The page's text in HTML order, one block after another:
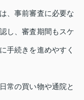
、事前審査に必要な
し、審査期間もスケ
手続きを進めやすく
常の買い物や通院と